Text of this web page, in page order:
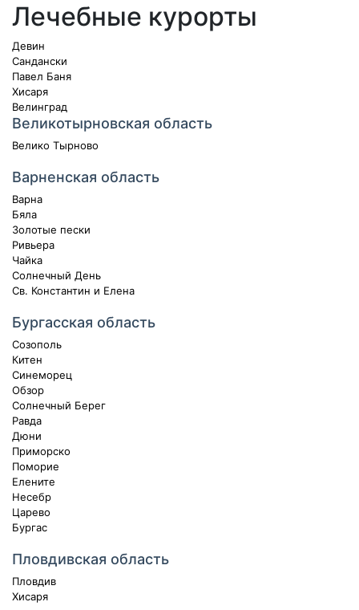
Лечебные курорты
Девин
Сандански
Павел Баня
Хисаря
Велинград
Великотырновская область
Велико Тырново
Варненская область
Варна
Бяла
Золотые пески
Ривьера
Чайка
Солнечный День
Св. Константин и Елена
Бургасская область
Созополь
Китен
Синеморец
Обзор
Солнечный Берег
Равда
Дюни
Приморско
Поморие
Елените
Несебр
Царево
Бургас
Пловдивская область
Пловдив
Хисаря